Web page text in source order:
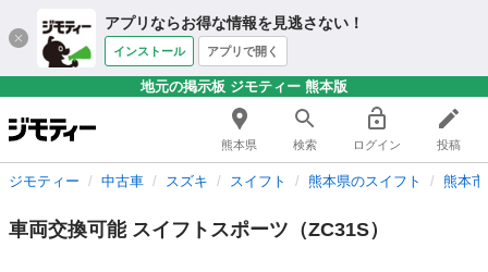
アプリならお得な情報を見逃さない！
インストール アプリで開く
地元の掲示板 ジモティー 熊本版
熊本県 検索 ログイン 投稿
ジモティー 中古車 スズキ スイフト 熊本県のスイフト 熊本
車両交換可能 スイフトスポーツ（ZC31S）